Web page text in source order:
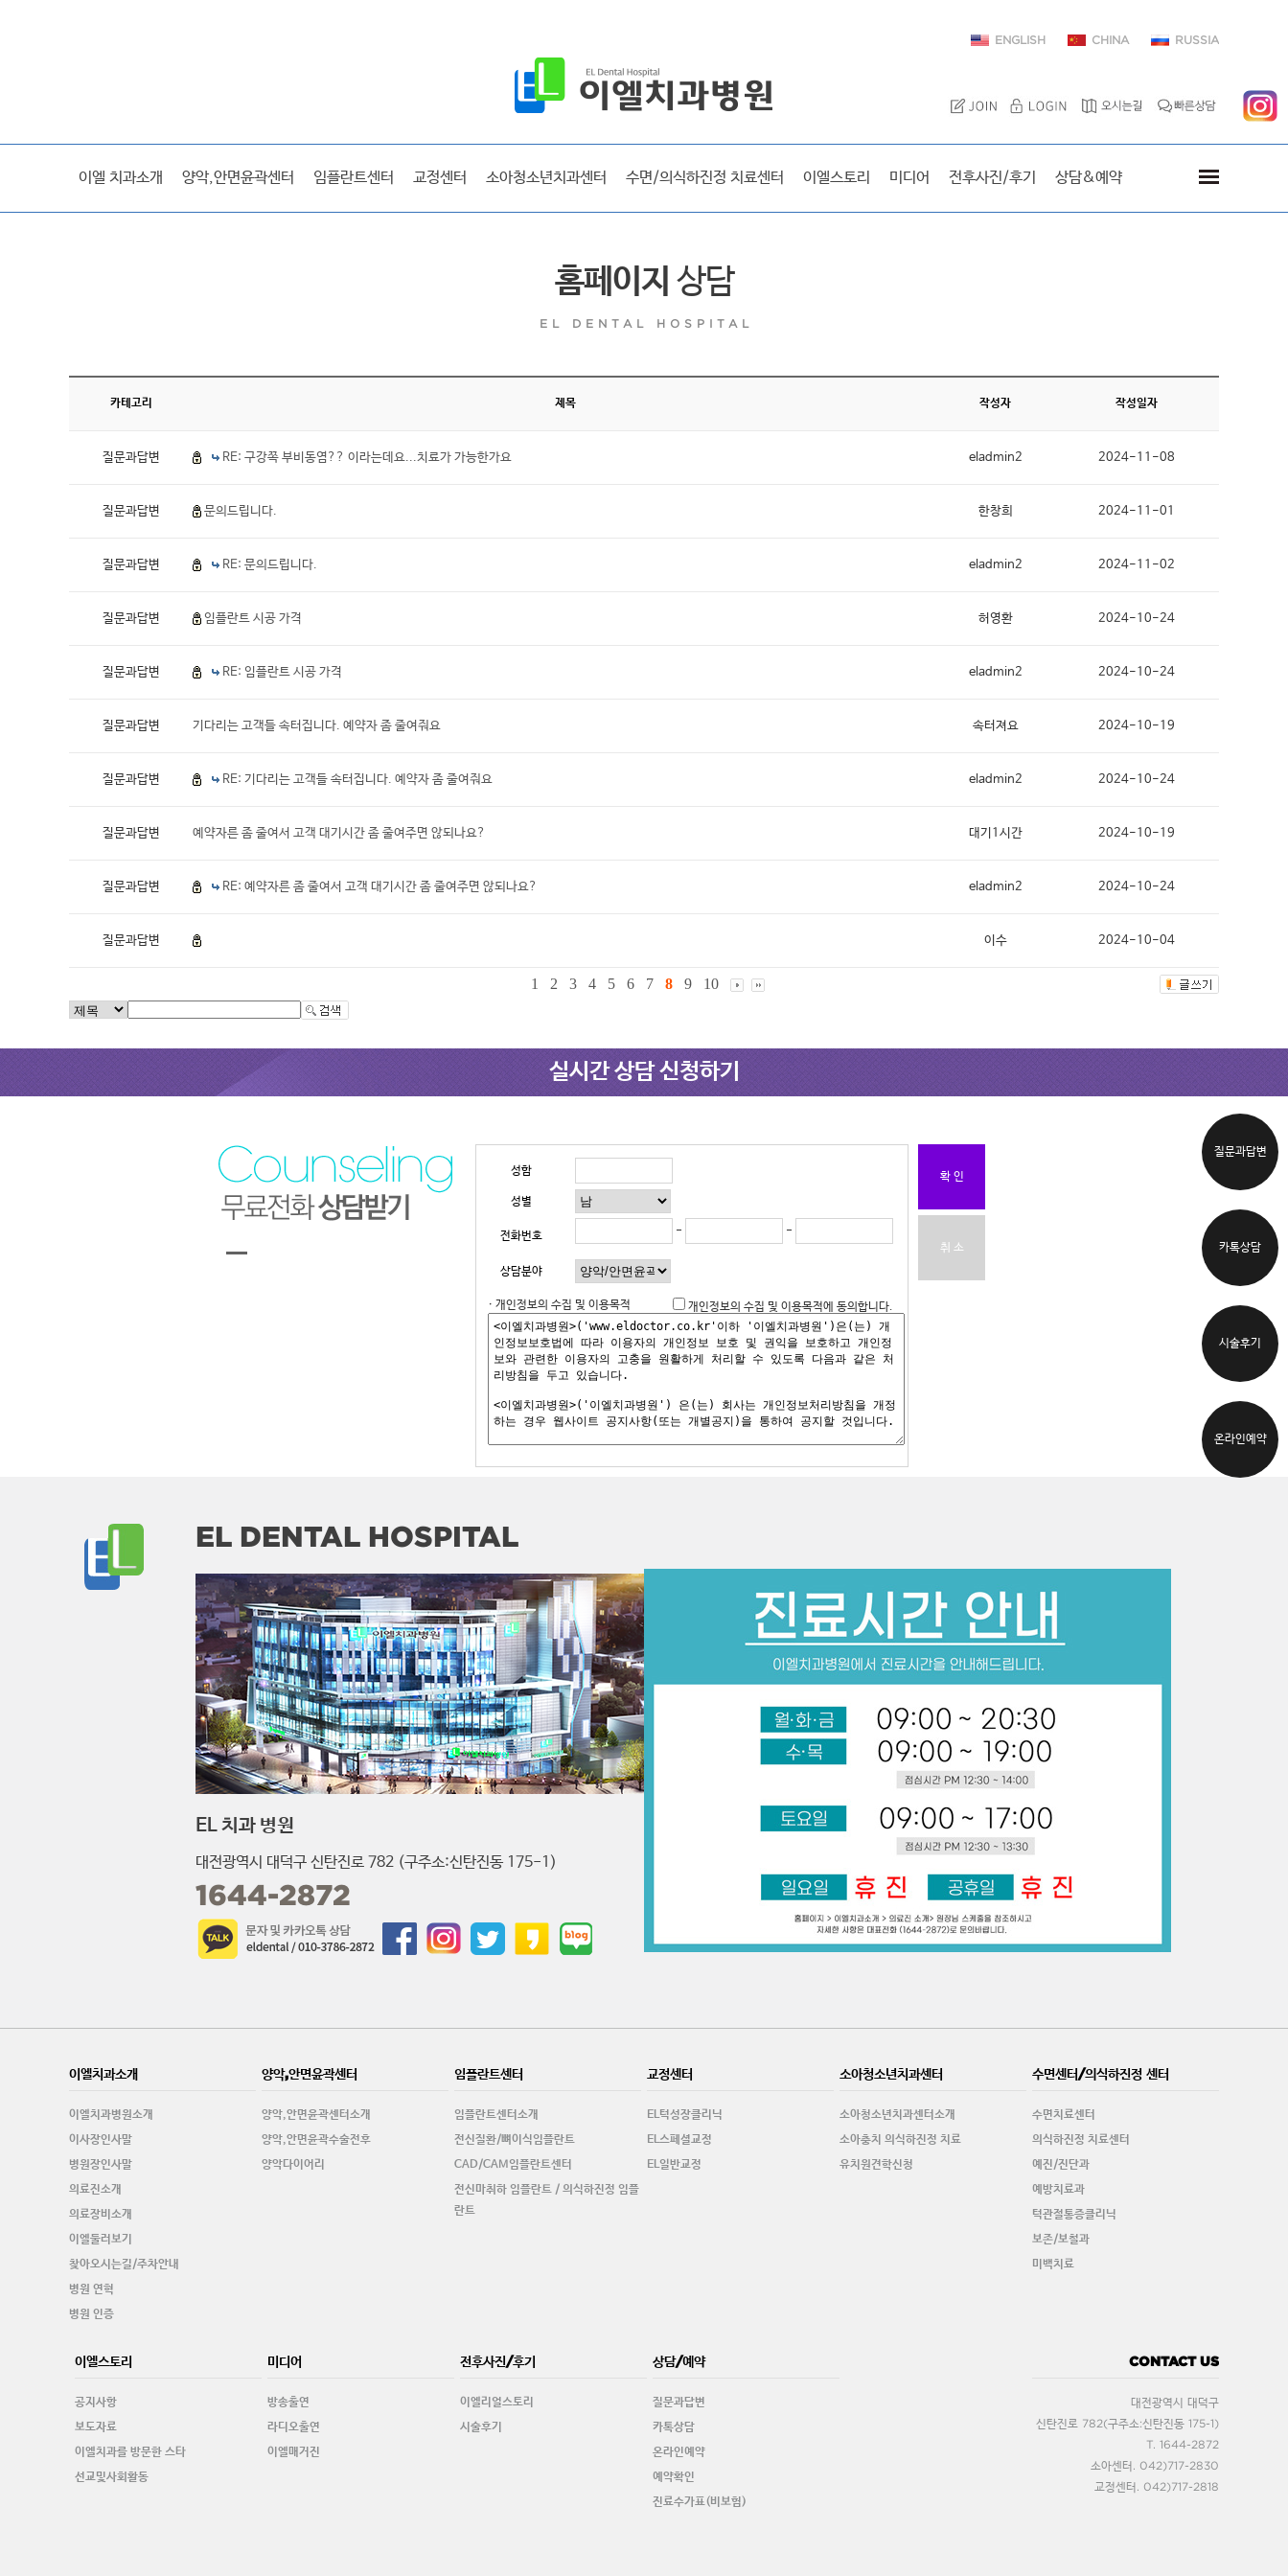
ENGLISH CHINA RUSSIA
이엘 치과소개 양악,안면윤곽센터 임플란트센터 교정센터 소아청소년치과센터 수면/의식하진정 치료센터 이엘스토리 미디어 전후사진/후기 상담&예약
홈페이지 상담
EL DENTAL HOSPITAL
카테고리 제목 작성자 작성일자
질문과답변 RE: 구강쪽 부비동염?? 이라는데요...치료가 가능한가요 eladmin2 2024-11-08
질문과답변 문의드립니다. 한창희 2024-11-01
질문과답변 RE: 문의드립니다. eladmin2 2024-11-02
질문과답변 임플란트 시공 가격 허영환 2024-10-24
질문과답변 RE: 임플란트 시공 가격 eladmin2 2024-10-24
질문과답변 기다리는 고객들 속터집니다. 예약자 좀 줄여줘요 속터져요 2024-10-19
질문과답변 RE: 기다리는 고객들 속터집니다. 예약자 좀 줄여줘요 eladmin2 2024-10-24
질문과답변 예약자른 좀 줄여서 고객 대기시간 좀 줄여주면 않되나요? 대기1시간 2024-10-19
질문과답변 RE: 예약자른 좀 줄여서 고객 대기시간 좀 줄여주면 않되나요? eladmin2 2024-10-24
질문과답변 이수 2024-10-04
1 2 3 4 5 6 7 8 9 10
실시간 상담 신청하기
성함
성별
전화번호 - -
상담분야
· 개인정보의 수집 및 이용목적 개인정보의 수집 및 이용목적에 동의합니다.
확 인
취 소
EL DENTAL HOSPITAL
EL 치과 병원
대전광역시 대덕구 신탄진로 782 (구주소:신탄진동 175-1)
1644-2872
이엘치과소개
이엘치과병원소개
이사장인사말
병원장인사말
의료진소개
의료장비소개
이엘둘러보기
찾아오시는길/주차안내
병원 연혁
병원 인증
양악,안면윤곽센터
양악,안면윤곽센터소개
양악,안면윤곽수술전후
양악다이어리
임플란트센터
임플란트센터소개
전신질환/뼈이식임플란트
CAD/CAM임플란트센터
전신마취하 임플란트 / 의식하진정 임플
란트
교정센터
EL턱성장클리닉
EL스페셜교정
EL일반교정
소아청소년치과센터
소아청소년치과센터소개
소아충치 의식하진정 치료
유치원견학신청
수면센터/의식하진정 센터
수면치료센터
의식하진정 치료센터
예진/진단과
예방치료과
턱관절통증클리닉
보존/보철과
미백치료
이엘스토리
공지사항
보도자료
이엘치과를 방문한 스타
선교및사회활동
미디어
방송출연
라디오출연
이엘매거진
전후사진/후기
이엘리얼스토리
시술후기
상담/예약
질문과답변
카톡상담
온라인예약
예약확인
진료수가표(비보험)
CONTACT US
대전광역시 대덕구
신탄진로 782(구주소:신탄진동 175-1)
T. 1644-2872
소아센터. 042)717-2830
교정센터. 042)717-2818
질문과답변
카톡상담
시술후기
온라인예약